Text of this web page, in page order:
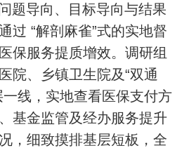
题导向、目标导向与结果
过 “解剖麻雀”式的实地督
保服务提质增效。调研组
院、乡镇卫生院及“双通
线，实地查看医保支付方
基金监管及经办服务提升
，细致摸排基层短板，全